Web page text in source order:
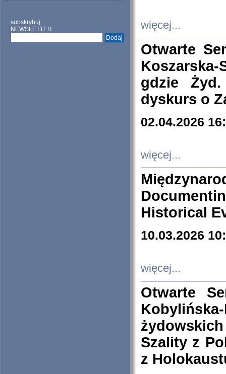
subskrybuj
NEWSLETTER
więcej...
Otwarte
Koszarska-
gdzie
dyskurs o
02.04.2026
więcej...
Historical
10.03.2026
więcej...
Otwarte
Szality z
z